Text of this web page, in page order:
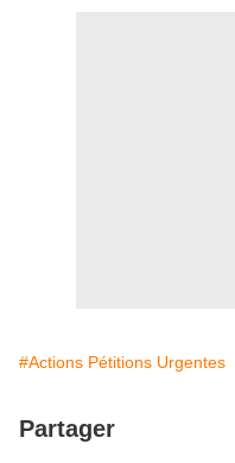
#Actions Pétitions Urgentes
Partager